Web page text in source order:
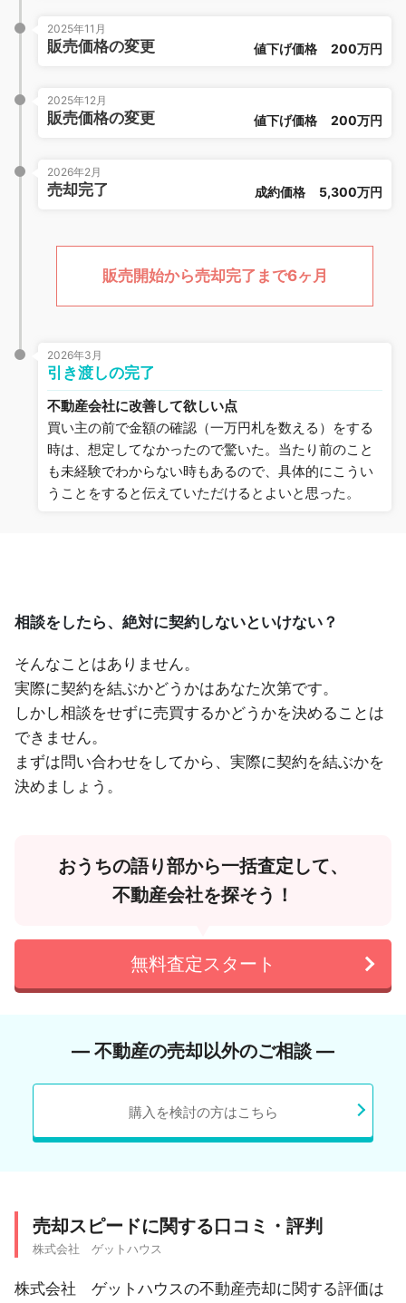
2025年11月
販売価格の変更 値下げ価格 200万円
2025年12月
販売価格の変更 値下げ価格 200万円
2026年2月
売却完了 成約価格 5,300万円
販売開始から売却完了まで6ヶ月
2026年3月
引き渡しの完了
不動産会社に改善して欲しい点
買い主の前で金額の確認（一万円札を数える）をする
時は、想定してなかったので驚いた。当たり前のこと
も未経験でわからない時もあるので、具体的にこうい
うことをすると伝えていただけるとよいと思った。
相談をしたら、絶対に契約しないといけない？
そんなことはありません。
実際に契約を結ぶかどうかはあなた次第です。
しかし相談をせずに売買するかどうかを決めることは
できません。
まずは問い合わせをしてから、実際に契約を結ぶかを
決めましょう。
おうちの語り部から一括査定して、
不動産会社を探そう！
無料査定スタート
― 不動産の売却以外のご相談 ―
購入を検討の方はこちら
売却スピードに関する口コミ・評判
株式会社 ゲットハウス
株式会社 ゲットハウスの不動産売却に関する評価は